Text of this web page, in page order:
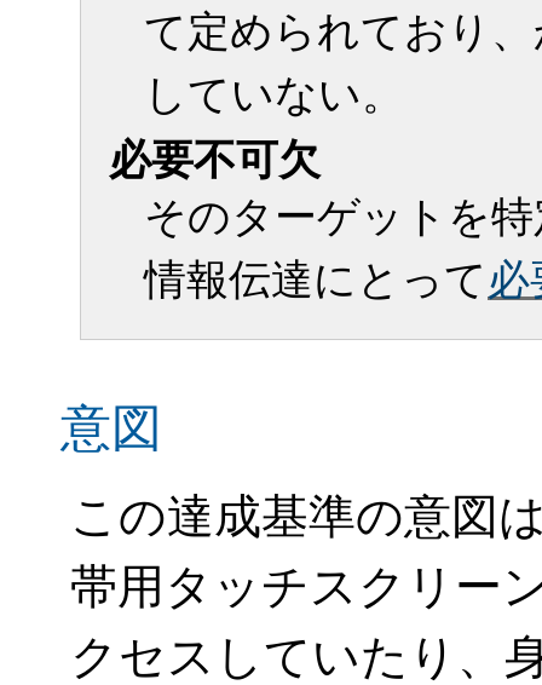
て定められており
していない。
必要不可欠
そのターゲットを
情報伝達にとって必
意図
この達成基準の意図
帯用タッチスクリー
クセスしていたり、